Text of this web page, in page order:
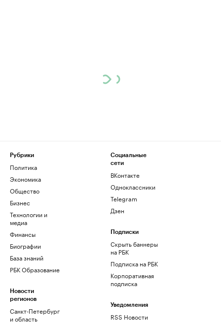
Рубрики
Политика
Экономика
Общество
Бизнес
Технологии и
медиа
Финансы
Биографии
База знаний
РБК Образование
Новости
регионов
Санкт-Петербург
и область
Социальные
сети
ВКонтакте
Одноклассники
Telegram
Дзен
Подписки
Скрыть баннеры
на РБК
Подписка на РБК
Корпоративная
подписка
Уведомления
RSS Новости